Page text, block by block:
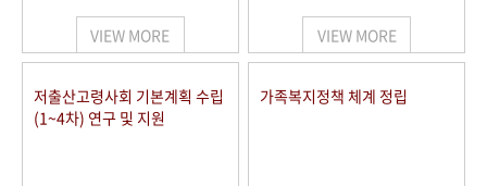
VIEW MORE VIEW MORE
저출산고령사회 기본계획 수립
(1~4차) 연구 및 지원
가족복지정책 체계 정립